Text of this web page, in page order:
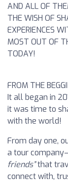
AND ALL OF
THE WISH OF
EXPERIENCES
MOST OUT OF
TODAY!
FROM THE
It all began in
it was time to
with the world!
From day one,
a tour
friends”that
connect with,